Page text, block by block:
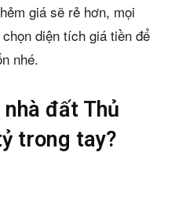
giá sẽ rẻ hơn, mọi
diện tích giá tiền để
nhé.
đất Thủ
trong tay?